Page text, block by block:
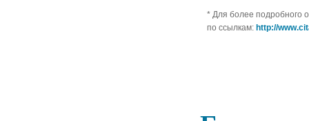
* Для более подробного
по ссылкам: http://